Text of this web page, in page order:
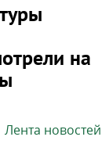
на
Лента новостей